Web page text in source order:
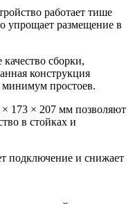
работает тише
упрощает размещение в
сборки,
конструкция
простоев.
173 × 207 мм позволяют
в стойках и
подключение и снижает